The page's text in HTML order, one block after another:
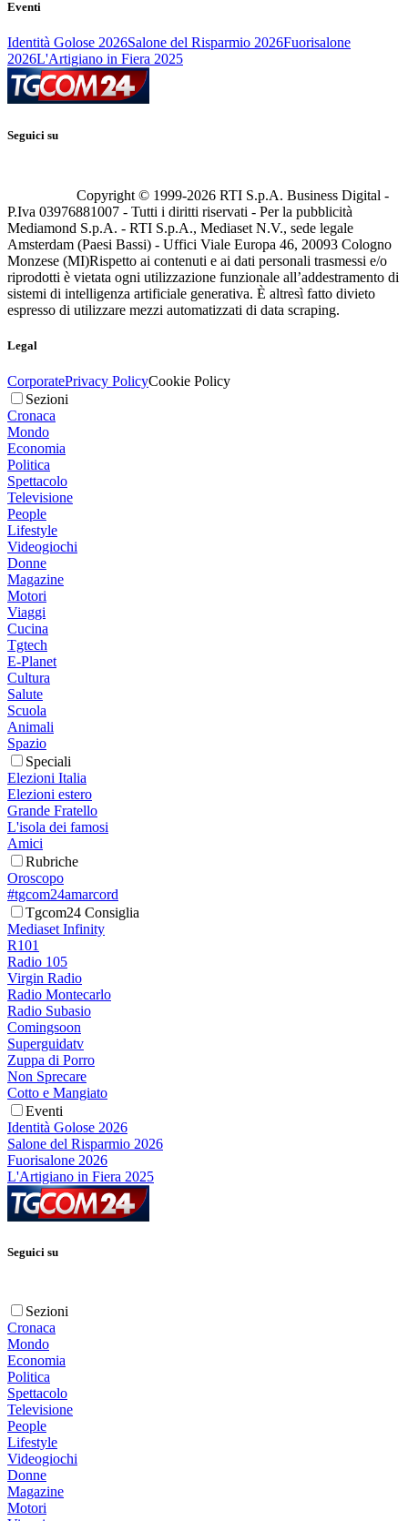
Eventi
Identità Golose 2026Salone del Risparmio 2026Fuorisalone
2026L'Artigiano in Fiera 2025
Seguici su
Copyright © 1999-2026 RTI S.p.A. Business Digital -
P.Iva 03976881007 - Tutti i diritti riservati - Per la pubblicità
Mediamond S.p.A. - RTI S.p.A., Mediaset N.V., sede legale
Amsterdam (Paesi Bassi) - Uffici Viale Europa 46, 20093 Cologno
Monzese (MI)Rispetto ai contenuti e ai dati personali trasmessi e/o
riprodotti è vietata ogni utilizzazione funzionale all’addestramento di
sistemi di intelligenza artificiale generativa. È altresì fatto divieto
espresso di utilizzare mezzi automatizzati di data scraping.
Legal
CorporatePrivacy PolicyCookie Policy
Sezioni
Cronaca
Mondo
Economia
Politica
Spettacolo
Televisione
People
Lifestyle
Videogiochi
Donne
Magazine
Motori
Viaggi
Cucina
Tgtech
E-Planet
Cultura
Salute
Scuola
Animali
Spazio
Speciali
Elezioni Italia
Elezioni estero
Grande Fratello
L'isola dei famosi
Amici
Rubriche
Oroscopo
#tgcom24amarcord
Tgcom24 Consiglia
Mediaset Infinity
R101
Radio 105
Virgin Radio
Radio Montecarlo
Radio Subasio
Comingsoon
Superguidatv
Zuppa di Porro
Non Sprecare
Cotto e Mangiato
Eventi
Identità Golose 2026
Salone del Risparmio 2026
Fuorisalone 2026
L'Artigiano in Fiera 2025
Seguici su
Sezioni
Cronaca
Mondo
Economia
Politica
Spettacolo
Televisione
People
Lifestyle
Videogiochi
Donne
Magazine
Motori